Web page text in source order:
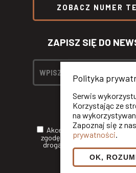
ZOBACZ NUMER
ZAPISZ SIĘ DO
AkceptujęPolitykę
zgodę na otrzymywanie
drogą elektroniczną od
Polityka
Serwis
Korzystając ze
na
Zapoznaj się z
prywatności.
OK,